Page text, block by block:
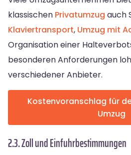
klassischen Privatumzug auch
Klaviertransport, Umzug mit
Organisation einer
besonderen Anforderungen
verschiedener Anbieter.
Kostenvoranschlag für
Umzug
2.3. Zoll und Einfuhrbestimmungen